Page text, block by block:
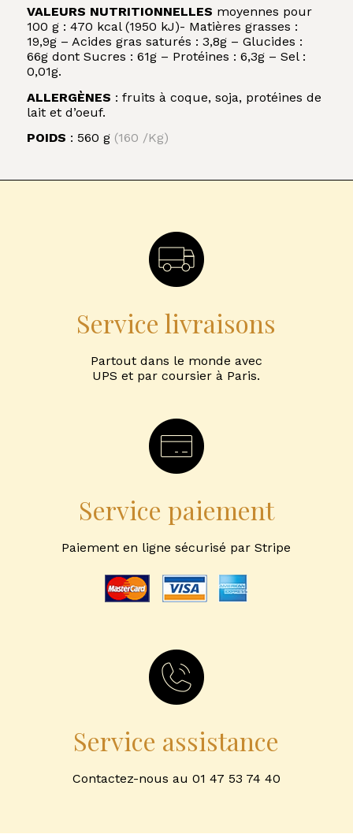
VALEURS NUTRITIONNELLES moyennes pour
100 g : 470 kcal (1950 kJ)- Matières grasses :
19,9g – Acides gras saturés : 3,8g – Glucides :
66g dont Sucres : 61g – Protéines : 6,3g – Sel :
0,01g.
ALLERGÈNES : fruits à coque, soja, protéines de
lait et d’oeuf.
POIDS : 560 g (160 /Kg)
Service livraisons
Partout dans le monde avec
UPS et par coursier à Paris.
Service paiement
Paiement en ligne sécurisé par Stripe
Service assistance
Contactez-nous au 01 47 53 74 40